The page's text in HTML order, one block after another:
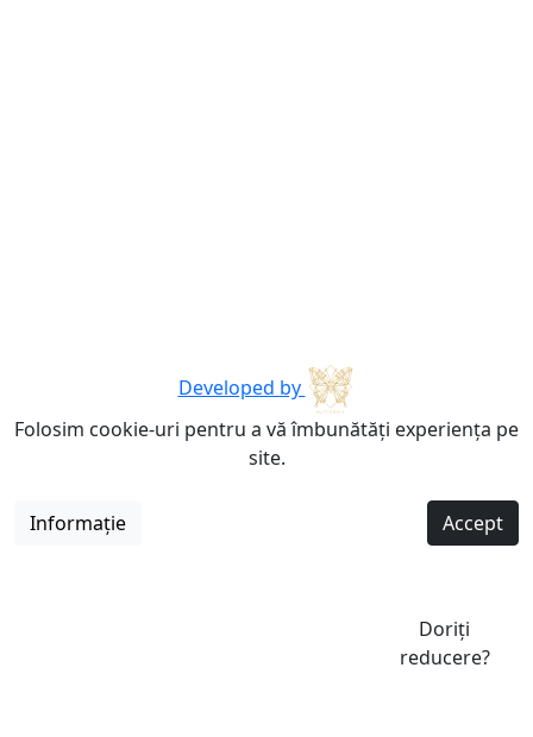
Developed by
Folosim cookie-uri pentru a vă îmbunătăți experiența pe
site.
Informație Accept
Doriți
reducere?